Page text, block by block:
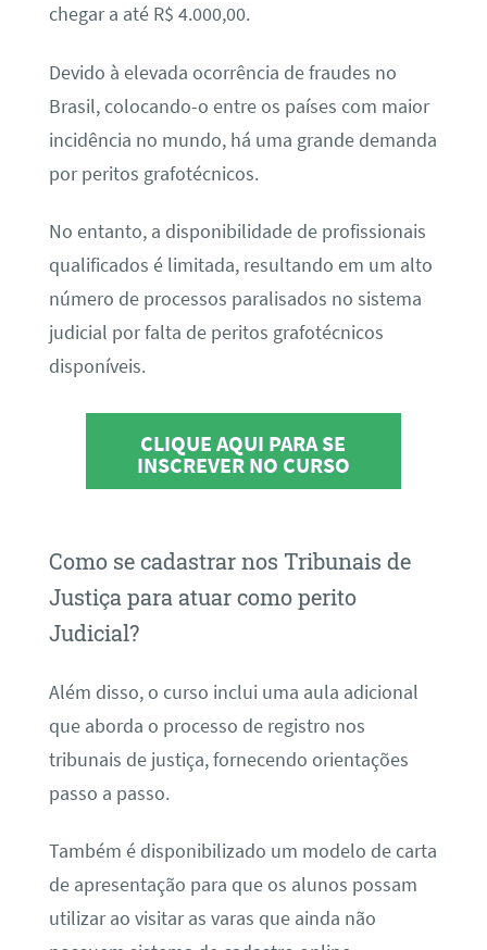
chegar a até R$ 4.000,00.
Devido à elevada ocorrência de fraudes no
Brasil, colocando-o entre os países com maior
incidência no mundo, há uma grande demanda
por peritos grafotécnicos.
No entanto, a disponibilidade de profissionais
qualificados é limitada, resultando em um alto
número de processos paralisados no sistema
judicial por falta de peritos grafotécnicos
disponíveis.
CLIQUE AQUI PARA SE
INSCREVER NO CURSO
Como se cadastrar nos Tribunais de
Justiça para atuar como perito
Judicial?
Além disso, o curso inclui uma aula adicional
que aborda o processo de registro nos
tribunais de justiça, fornecendo orientações
passo a passo.
Também é disponibilizado um modelo de carta
de apresentação para que os alunos possam
utilizar ao visitar as varas que ainda não